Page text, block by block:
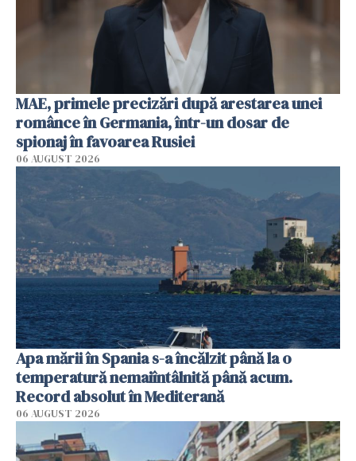
MAE, primele precizări după arestarea unei
românce în Germania, într-un dosar de
spionaj în favoarea Rusiei
06 AUGUST 2026
Apa mării în Spania s-a încălzit până la o
temperatură nemaiîntâlnită până acum.
Record absolut în Mediterană
06 AUGUST 2026